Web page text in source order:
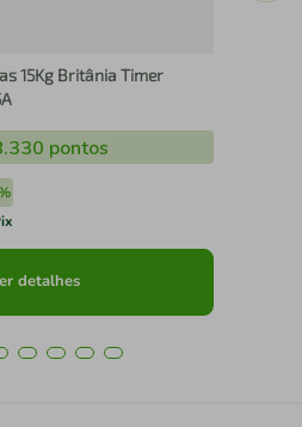
15Kg Britânia Timer
pontos
detalhes